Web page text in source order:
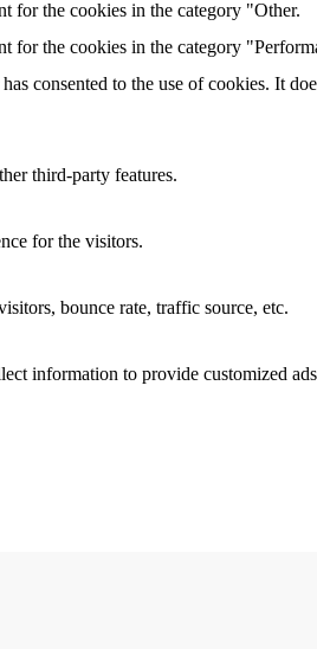
for the cookies in the category "Other.
for the cookies in the category
consented to the use of cookies. It
third-party features.
for the visitors.
bounce rate, traffic source, etc.
information to provide customized